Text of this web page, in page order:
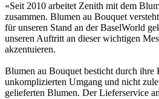
«Seit 2010 arbeitet Zenith mit dem
zusammen. Blumen au Bouquet
für unseren Stand an der BaselWorld
unseren Auftritt an dieser wichtigen
akzentuieren.
Blumen au Bouquet besticht durch ihre
unkomplizierten Umgang und nicht
gelieferten Blumen. Der Lieferservice